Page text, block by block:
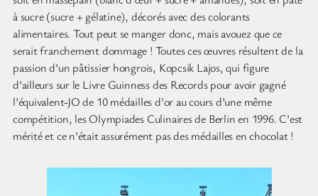
à sucre (sucre + gélatine), décorés avec des colorants
alimentaires. Tout peut se manger donc, mais avouez que ce
serait franchement dommage ! Toutes ces œuvres résultent de la
passion d’un pâtissier hongrois, Kopcsik Lajos, qui figure
d’ailleurs sur le Livre Guinness des Records pour avoir gagné
l’équivalent-JO de 10 médailles d’or au cours d’une même
compétition, les Olympiades Culinaires de Berlin en 1996. C’est
mérité et ce n’était assurément pas des médailles en chocolat !